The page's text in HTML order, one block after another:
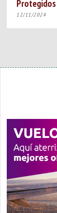
12/11/2024